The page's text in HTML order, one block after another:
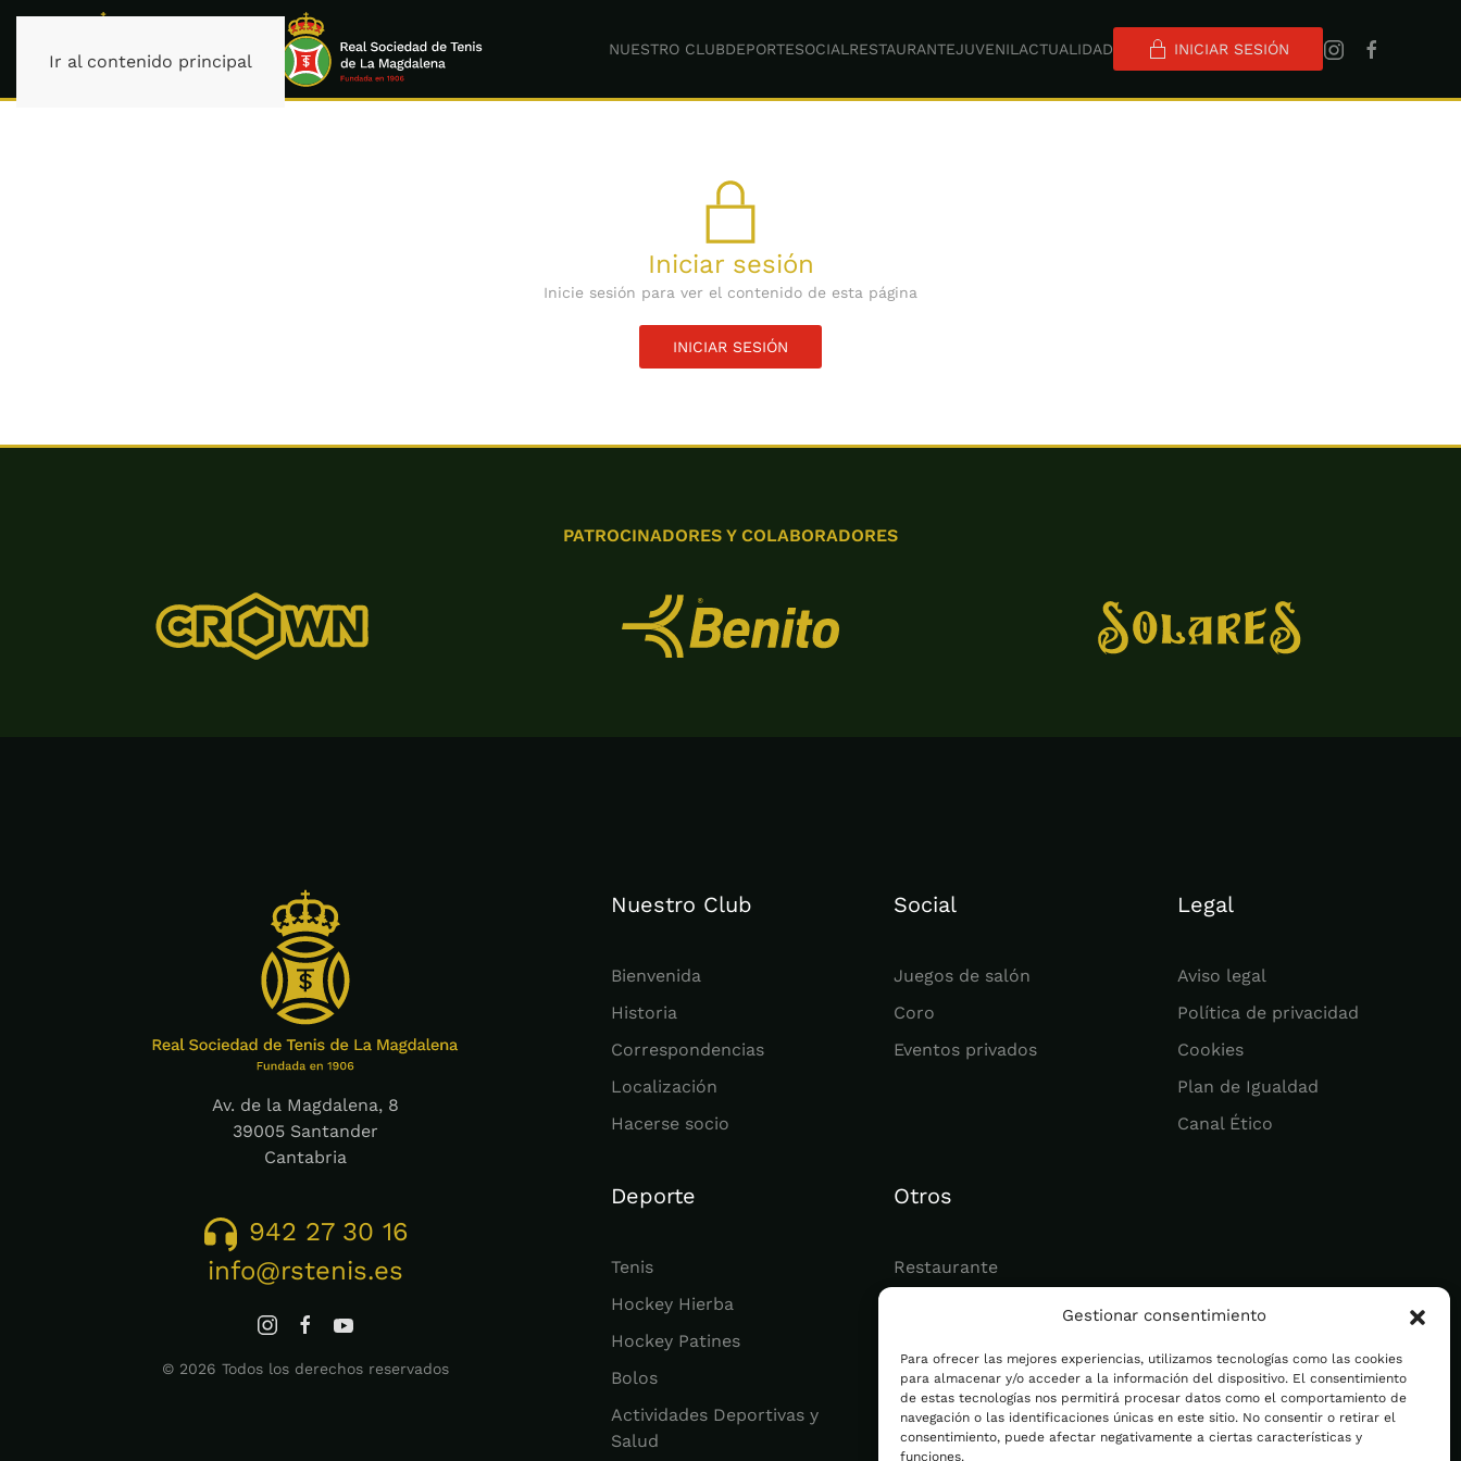
Gestionar consentimiento
Para ofrecer las mejores experiencias, utilizamos tecnologías como las cookies
para almacenar y/o acceder a la información del dispositivo. El consentimiento
de estas tecnologías nos permitirá procesar datos como el comportamiento de
navegación o las identificaciones únicas en este sitio. No consentir o retirar el
consentimiento, puede afectar negativamente a ciertas características y
funciones.
Ir al contenido principal
NUESTRO CLUBDEPORTESOCIAL RESTAURANTEJUVENIL ACTUALIDAD INICIAR SESIÓN
Iniciar sesión
Inicie sesión para ver el contenido de esta página
INICIAR SESIÓN
PATROCINADORES Y COLABORADORES
Av. de la Magdalena, 8
39005 Santander
Cantabria
942 27 30 16
info@rstenis.es
© 2026 Todos los derechos reservados
Nuestro Club
Bienvenida
Historia
Correspondencias
Localización
Hacerse socio
Deporte
Tenis
Hockey Hierba
Hockey Patines
Bolos
Actividades Deportivas y
Salud
Social
Juegos de salón
Coro
Eventos privados
Otros
Restaurante
Legal
Aviso legal
Política de privacidad
Cookies
Plan de Igualdad
Canal Ético